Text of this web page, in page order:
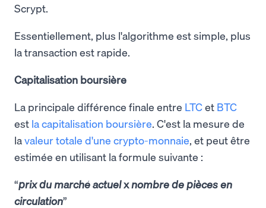
Scrypt.
Essentiellement, plus l'algorithme est simple, plus
la transaction est rapide.
Capitalisation boursière
La principale différence finale entre LTCet BTC
est la capitalisation boursière. C'est la mesure de
lavaleur totale d'une crypto-monnaie, et peut être
estimée en utilisant la formule suivante :
prix du marché actuelxnombre de pièces en
circulation